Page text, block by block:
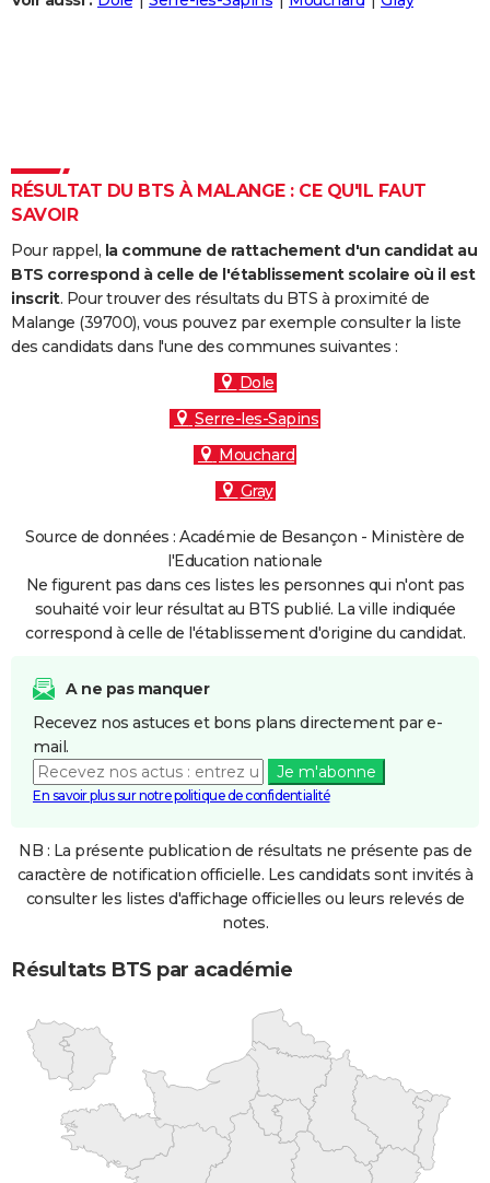
Carte de Noël
Carte Bonne année
Carte Saint-Valentin
Carte Pâques
Carte d'anniversaire
Dictionnaire
Biographies
Citations
Expressions
Proverbes
PROGRAMME TV
COPAINS D'AVANT
S'inscrire
Se connecter
Lycées
Collèges
Primaires
Universités
Entreprises
Service militaire
Avis de recherche
AVIS DE DÉCÈS
RÉSULTAT DU BTS À MALANGE : CE QU'IL FAUT
SAVOIR
Pour rappel, la commune de rattachement d'un candidat au
BTS correspond à celle de l'établissement scolaire où il est
inscrit. Pour trouver des résultats du BTS à proximité de
Malange (39700), vous pouvez par exemple consulter la liste
des candidats dans l'une des communes suivantes :
Dole
Serre-les-Sapins
Mouchard
Gray
Source de données : Académie de Besançon - Ministère de
l'Education nationale
Ne figurent pas dans ces listes les personnes qui n'ont pas
souhaité voir leur résultat au BTS publié. La ville indiquée
correspond à celle de l'établissement d'origine du candidat.
A ne pas manquer
Recevez nos astuces et bons plans directement par e-
mail.
Je m'abonne
En savoir plus sur notre politique de confidentialité
NB : La présente publication de résultats ne présente pas de
caractère de notification officielle. Les candidats sont invités à
consulter les listes d'affichage officielles ou leurs relevés de
notes.
Résultats BTS par académie